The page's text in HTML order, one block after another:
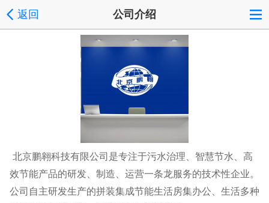
返回 公司介绍
北京鹏翱科技有限公司是专注于污水治理、智慧节水、高
效节能产品的研发、制造、运营一条龙服务的技术性企业。
公司自主研发生产的拼装集成节能生活房集办公、生活多种